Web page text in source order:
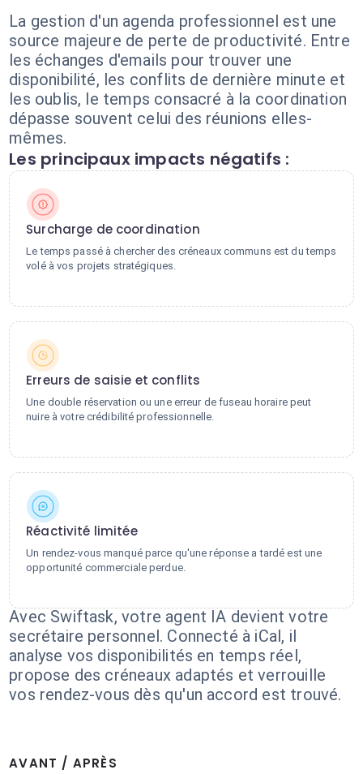
La gestion d'un agenda professionnel est une
source majeure de perte de productivité. Entre
les échanges d'emails pour trouver une
disponibilité, les conflits de dernière minute et
les oublis, le temps consacré à la coordination
dépasse souvent celui des réunions elles-
mêmes.
Les principaux impacts négatifs :
Surcharge de coordination
Le temps passé à chercher des créneaux communs est du temps
volé à vos projets stratégiques.
Erreurs de saisie et conflits
Une double réservation ou une erreur de fuseau horaire peut
nuire à votre crédibilité professionnelle.
Réactivité limitée
Un rendez-vous manqué parce qu'une réponse a tardé est une
opportunité commerciale perdue.
Avec Swiftask, votre agent IA devient votre
secrétaire personnel. Connecté à iCal, il
analyse vos disponibilités en temps réel,
propose des créneaux adaptés et verrouille
vos rendez-vous dès qu'un accord est trouvé.
AVANT / APRÈS